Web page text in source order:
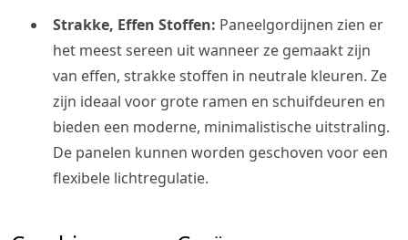
Strakke, Effen Stoffen: Paneelgordijnen zien er
het meest sereen uit wanneer ze gemaakt zijn
van effen, strakke stoffen in neutrale kleuren. Ze
zijn ideaal voor grote ramen en schuifdeuren en
bieden een moderne, minimalistische uitstraling.
De panelen kunnen worden geschoven voor een
flexibele lichtregulatie.